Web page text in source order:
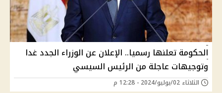
الحكومة تعلنها رسميا.. الإعلان عن الوزراء الجدد غدا
وتوجيهات عاجلة من الرئيس السيسي
الثلاثاء 02/يوليو/2024 - 12:28 م